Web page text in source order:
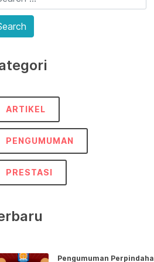
ARTIKEL
PENGUMUMAN
PRESTASI
Pengumuman